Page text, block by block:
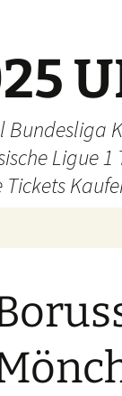
Bundesliga
Ligue
Tickets